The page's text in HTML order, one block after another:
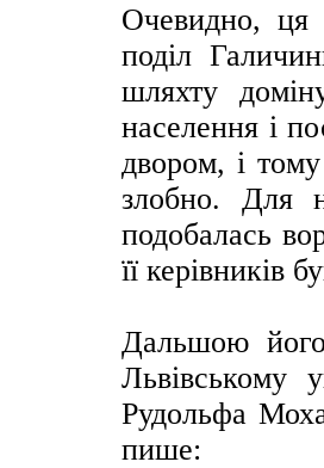
Очевидно, ця
поділ
шляхту
населення і
двором, і
злобно. Для
подобалась
її керівників
Дальшою
Львівському
Рудольфа
пише: